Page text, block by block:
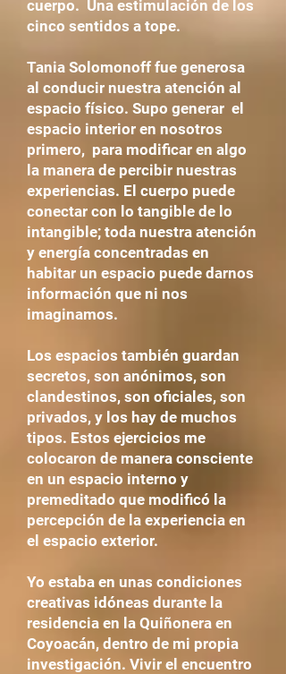
cuerpo. Una estimulación de los
cinco sentidos a tope.
Tania Solomonoff fue generosa
al conducir nuestra atención al
espacio físico. Supo generar el
espacio interior en nosotros
primero, para modificar en algo
la manera de percibir nuestras
experiencias. El cuerpo puede
conectar con lo tangible de lo
intangible; toda nuestra atención
y energía concentradas en
habitar un espacio puede darnos
información que ni nos
imaginamos.
Los espacios también guardan
secretos, son anónimos, son
clandestinos, son oficiales, son
privados, y los hay de muchos
tipos. Estos ejercicios me
colocaron de manera consciente
en un espacio interno y
premeditado que modificó la
percepción de la experiencia en
el espacio exterior.
Yo estaba en unas condiciones
creativas idóneas durante la
residencia en la Quiñonera en
Coyoacán, dentro de mi propia
investigación. Vivir el encuentro